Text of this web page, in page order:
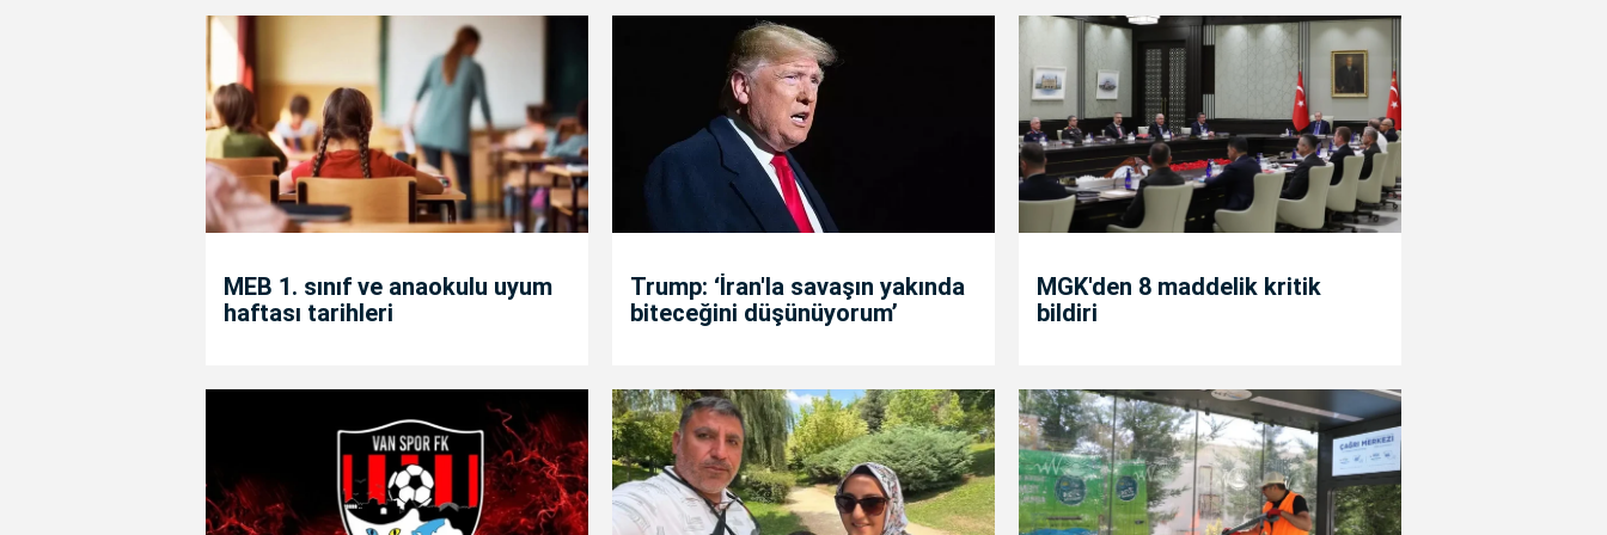
MEB 1. sınıf ve anaokulu uyum
haftası tarihleri
Trump: ‘İran'la savaşın yakında
biteceğini düşünüyorum’
MGK'den 8 maddelik kritik
bildiri